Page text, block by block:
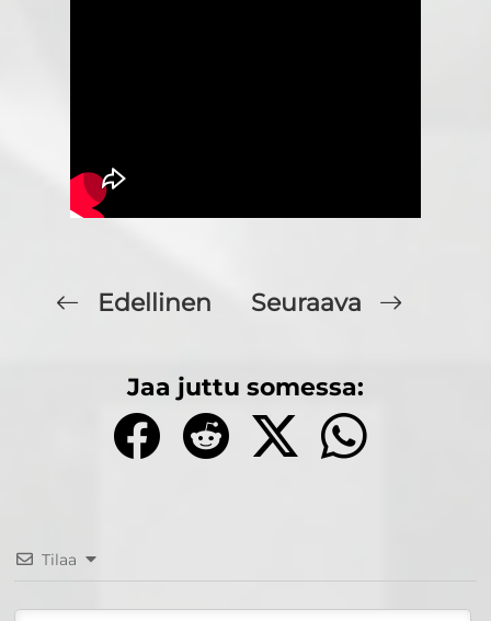
Edellinen Seuraava
Jaa juttu somessa:
Tilaa